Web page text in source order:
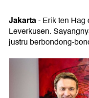
Jakarta- Erik ten
Leverkusen.
justru berbondong-